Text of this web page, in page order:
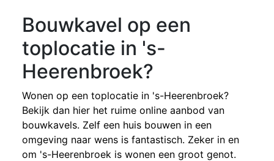
Bouwkavel op een
toplocatie in 's-
Heerenbroek?
Wonen op een toplocatie in 's-Heerenbroek?
Bekijk dan hier het ruime online aanbod van
bouwkavels. Zelf een huis bouwen in een
omgeving naar wens is fantastisch. Zeker in en
om 's-Heerenbroek is wonen een groot genot.